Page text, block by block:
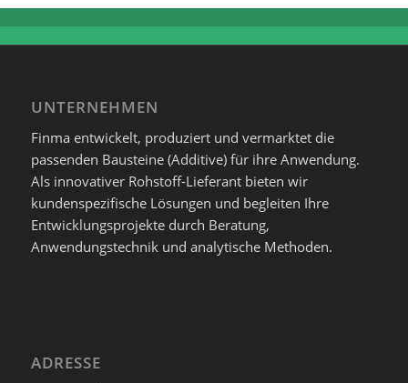
UNTERNEHMEN
Finma entwickelt, produziert und vermarktet die
passenden Bausteine (Additive) für ihre Anwendung.
Als innovativer Rohstoff-Lieferant bieten wir
kundenspezifische Lösungen und begleiten Ihre
Entwicklungsprojekte durch Beratung,
Anwendungstechnik und analytische Methoden.
ADRESSE